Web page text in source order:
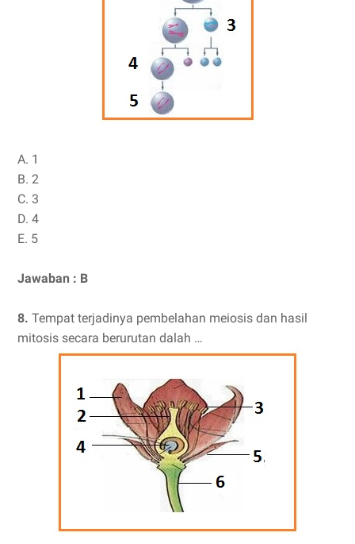
A. 1
B. 2
C. 3
D. 4
E. 5
Jawaban : B
8. Tempat terjadinya pembelahan meiosis dan hasil
mitosis secara berurutan dalah …